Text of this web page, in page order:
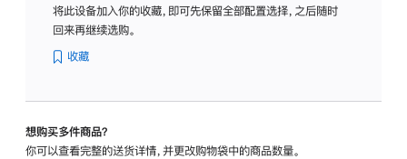
璃
转
将此设备加入你的收藏，即可先保留全部配置选择，之后随时
回来再继续选购。
收藏
想购买多件商品？
你可以查看完整的送货详情，并更改购物袋中的商品数量。